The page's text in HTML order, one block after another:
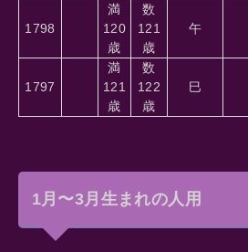
1798
満
120
歳
数
121
歳
午
1797
満
121
歳
数
122
歳
巳
1月〜3月生まれの人用